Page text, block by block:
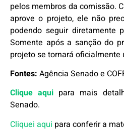
pelos membros da comissão.
aprove o projeto, ele não
podendo seguir diretamente
Somente após a sanção do
projeto se tornará oficialmente
Fontes: Agência Senado e
Clique aqui para mais
Senado.
Cliquei aqui para conferir a